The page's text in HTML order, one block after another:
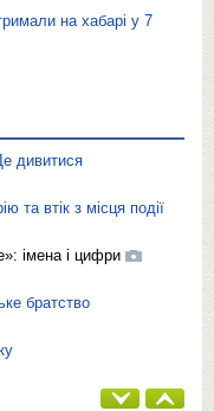
на хабарі у 7
дивитися
та втік з місця події
імена і цифри
братство